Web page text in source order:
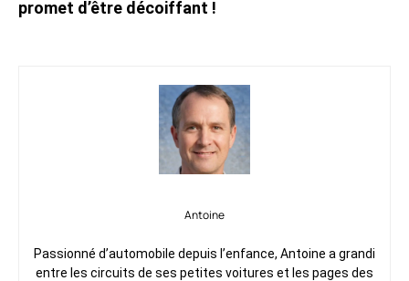
promet d’être décoiffant !
Antoine
Passionné d’automobile depuis l’enfance, Antoine a grandi
entre les circuits de ses petites voitures et les pages des